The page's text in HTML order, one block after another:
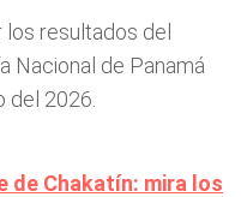
resultados del
Nacional de Panamá
del 2026.
de Chakatín: mira los